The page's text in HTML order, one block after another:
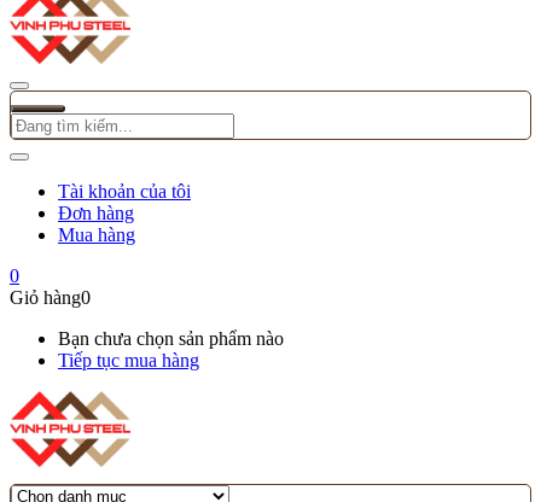
Tài khoản của tôi
Đơn hàng
Mua hàng
0
Giỏ hàng0
Bạn chưa chọn sản phẩm nào
Tiếp tục mua hàng